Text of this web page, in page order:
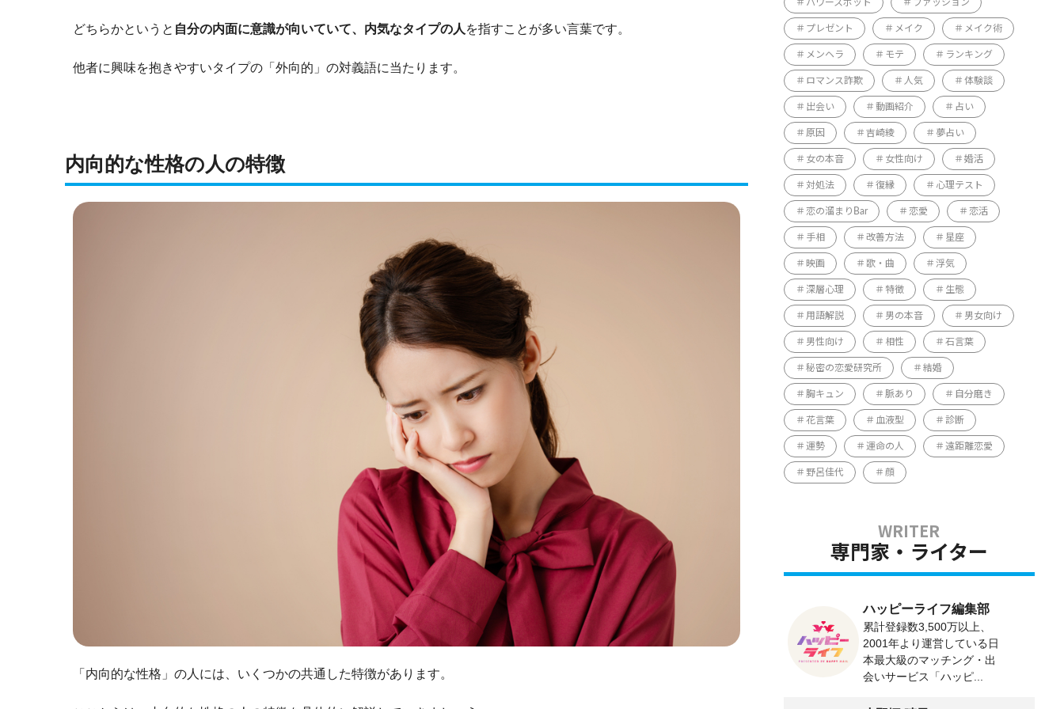
どちらかというと 自分の内面に意識が向いていて、内気なタイプの人 を指すことが多い言葉です。
他者に興味を抱きやすいタイプの「外向的」の対義語に当たります。
内向的な性格の人の特徴
「内向的な性格」の人には、いくつかの共通した特徴があります。
パワースポット ファッション
プレゼント メイク メイク術
メンヘラ モテ ランキング
ロマンス詐欺 人気 体験談
出会い 動画紹介 占い
原因 吉崎綾 夢占い
女の本音 女性向け 婚活
対処法 復縁 心理テスト
恋の溜まりBar 恋愛 恋活
手相 改善方法 星座
映画 歌・曲 浮気
深層心理 特徴 生態
用語解説 男の本音 男女向け
男性向け 相性 石言葉
秘密の恋愛研究所 結婚
胸キュン 脈あり 自分磨き
花言葉 血液型 診断
運勢 運命の人 遠距離恋愛
野呂佳代 顔
専門家・ライター
ハッピーライフ編集部
累計登録数3,500万以上、
2001年より運営している日
本最大級のマッチング・出
会いサービス「ハッピ...